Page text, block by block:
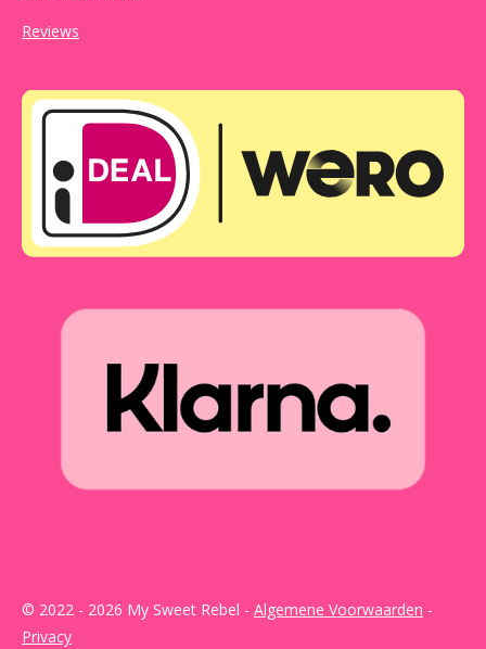
Reviews
© 2022 - 2026 My Sweet Rebel - Algemene Voorwaarden -
Privacy